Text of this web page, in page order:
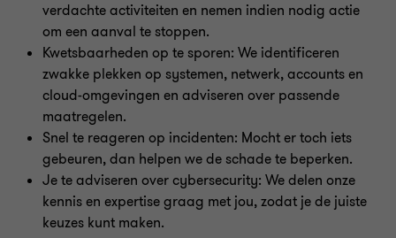
verdachte activiteiten en nemen indien nodig actie
om een aanval te stoppen.
Kwetsbaarheden op te sporen: We identificeren
zwakke plekken op systemen, netwerk, accounts en
cloud-omgevingen en adviseren over passende
maatregelen.
Snel te reageren op incidenten: Mocht er toch iets
gebeuren, dan helpen we de schade te beperken.
Je te adviseren over cybersecurity: We delen onze
kennis en expertise graag met jou, zodat je de juiste
keuzes kunt maken.